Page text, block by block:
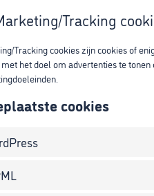
Tracking
Tracking cookies zijn cookies of
het doel om advertenties te
cookies